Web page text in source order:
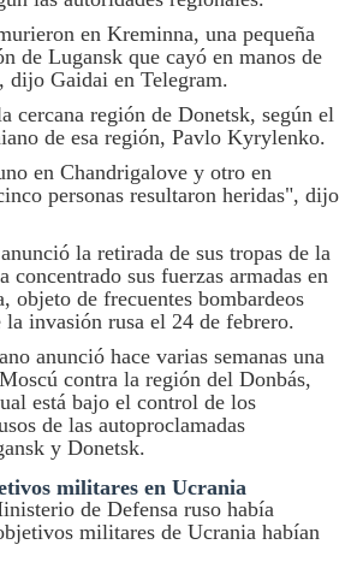
en Kreminna, una pequeña
de Lugansk que cayó en manos de
dijo Gaidai en Telegram.
cercana región de Donetsk, según el
de esa región, Pavlo Kyrylenko.
en Chandrigalove y otro en
personas resultaron heridas", dijo
la retirada de sus tropas de la
concentrado sus fuerzas armadas en
objeto de frecuentes bombardeos
invasión rusa el 24 de febrero.
anunció hace varias semanas una
contra la región del Donbás,
está bajo el control de los
de las autoproclamadas
y Donetsk.
militares en Ucrania
de Defensa ruso había
militares de Ucrania habían